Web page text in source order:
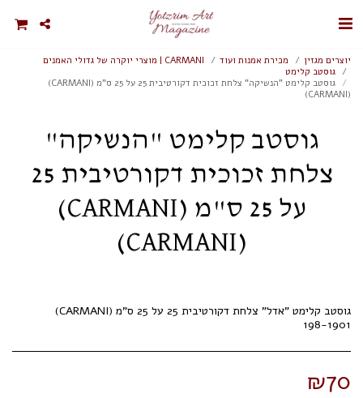
יוצרים מגזין מכירת אמנות ועוד
CARMANI | מוצרי יוקרה של גדולי האמנים
גוסטב קלימט
גוסטב קלימט "הנשיקה" צלחת זכוכית דקורטיבית 25 על 25 ס"מ (CARMANI)
(CARMANI)
גוסטב קלימט "הנשיקה"
צלחת זכוכית דקורטיבית 25
על 25 ס"מ (CARMANI)
(CARMANI)
198-1901
₪70